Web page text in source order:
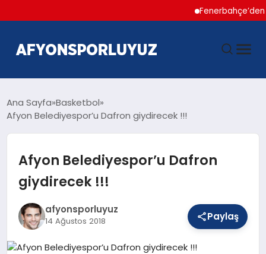
Fenerbahçe’den
AFYONSPOR
FUTBOL
Ana Sayfa Basketbol
Afyon Belediyespor’u Dafron giydirecek !!!
Afyon Belediyespor’u Dafron
giydirecek !!!
afyonsporluyuz
14 Ağustos 2018 Paylaş